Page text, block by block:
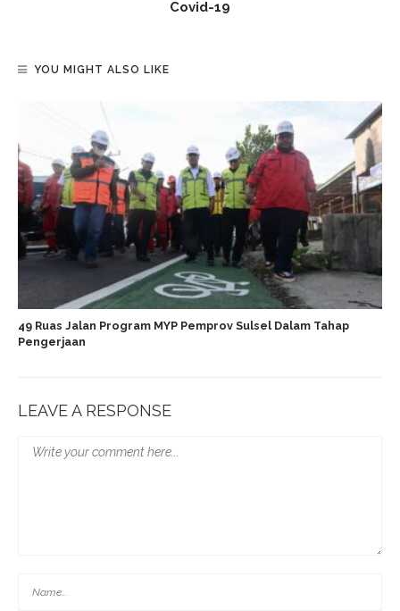
Covid-19
YOU MIGHT ALSO LIKE
49 Ruas Jalan Program MYP Pemprov Sulsel Dalam Tahap
Pengerjaan
LEAVE A RESPONSE